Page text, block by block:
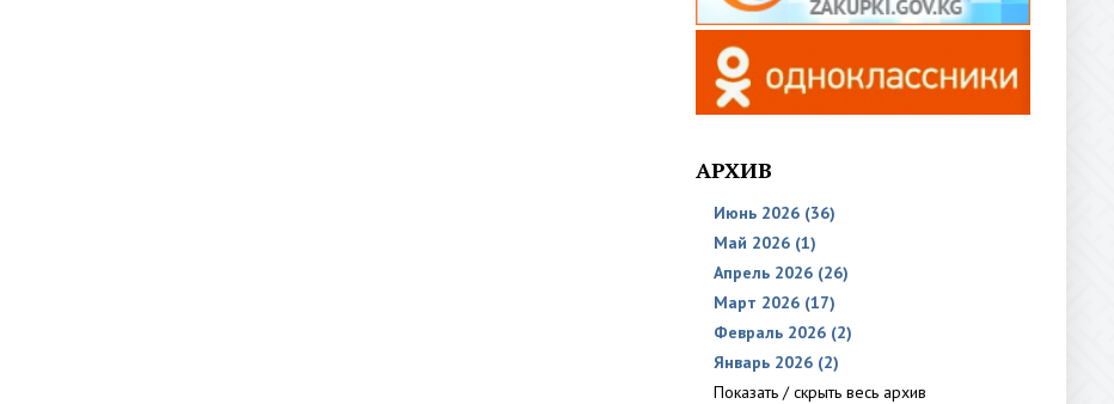
АРХИВ
Июнь 2026 (36)
Май 2026 (1)
Апрель 2026 (26)
Март 2026 (17)
Февраль 2026 (2)
Январь 2026 (2)
Показать / скрыть весь архив